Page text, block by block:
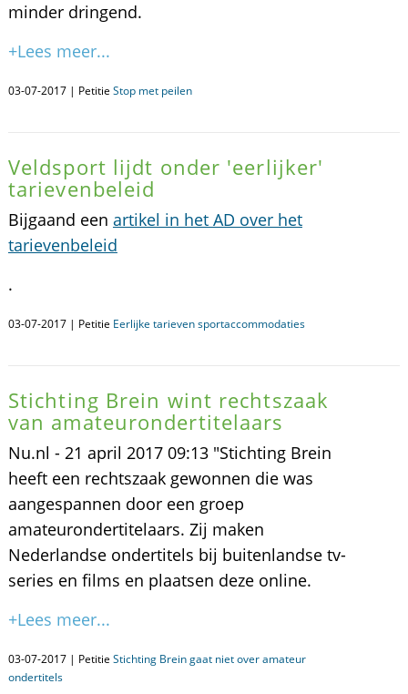
minder dringend.
+Lees meer...
03-07-2017 | Petitie Stop met peilen
Veldsport lijdt onder 'eerlijker'
tarievenbeleid
Bijgaand een artikel in het AD over het
tarievenbeleid
.
03-07-2017 | Petitie Eerlijke tarieven sportaccommodaties
Stichting Brein wint rechtszaak
van amateurondertitelaars
Nu.nl - 21 april 2017 09:13 "Stichting Brein
heeft een rechtszaak gewonnen die was
aangespannen door een groep
amateurondertitelaars. Zij maken
Nederlandse ondertitels bij buitenlandse tv-
series en films en plaatsen deze online.
+Lees meer...
03-07-2017 | Petitie Stichting Brein gaat niet over amateur
ondertitels